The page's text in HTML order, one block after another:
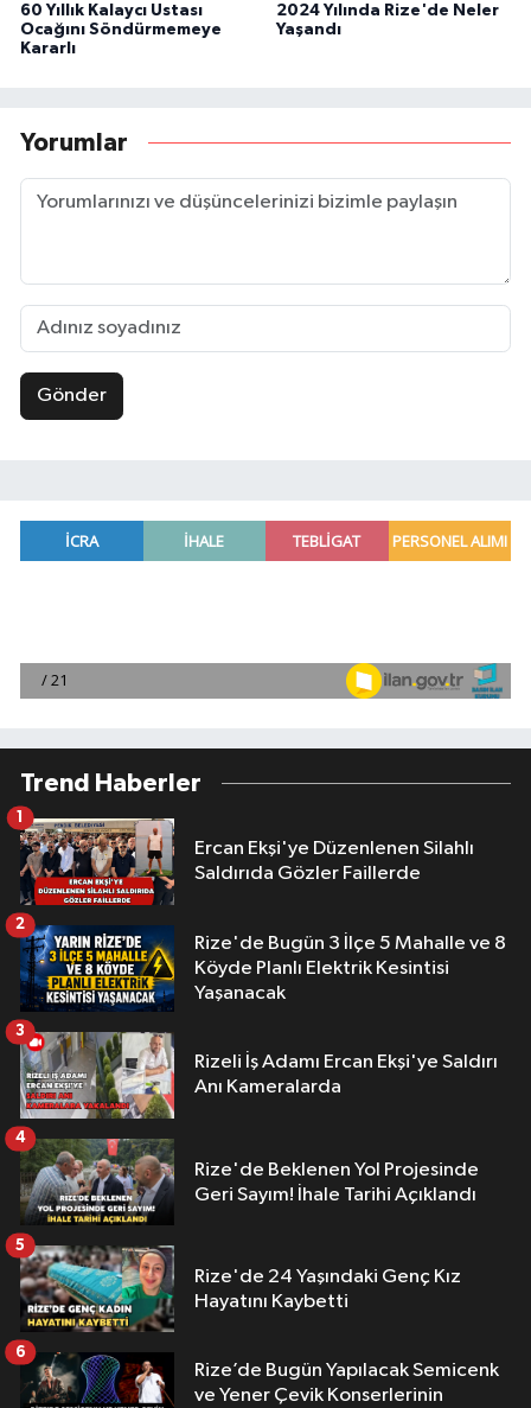
60 Yıllık Kalaycı Ustası
Ocağını Söndürmemeye
Kararlı
2024 Yılında Rize'de Neler
Yaşandı
Yorumlar
Gönder
Trend Haberler
Ercan Ekşi'ye Düzenlenen Silahlı
Saldırıda Gözler Faillerde
1
Rize'de Bugün 3 İlçe 5 Mahalle ve 8
Köyde Planlı Elektrik Kesintisi
Yaşanacak
2
Rizeli İş Adamı Ercan Ekşi'ye Saldırı
Anı Kameralarda
3
Rize'de Beklenen Yol Projesinde
Geri Sayım! İhale Tarihi Açıklandı
4
Rize'de 24 Yaşındaki Genç Kız
Hayatını Kaybetti
5
Rize’de Bugün Yapılacak Semicenk
ve Yener Çevik Konserlerinin
6